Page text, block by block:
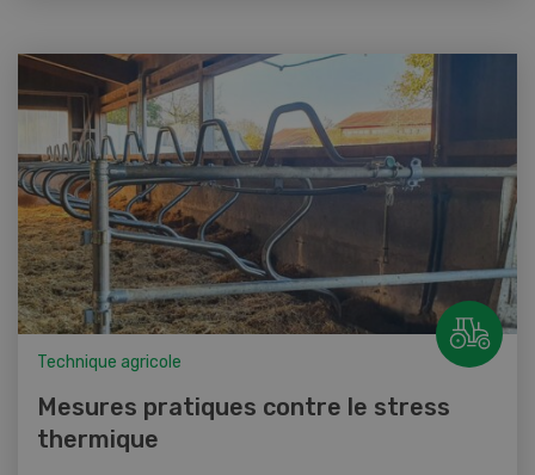
Technique agricole
Mesures pratiques contre le stress
thermique